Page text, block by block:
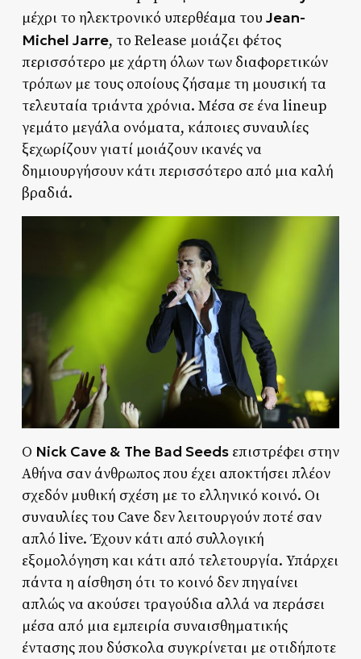
μέχρι το ηλεκτρονικό υπερθέαμα του Jean-
Michel Jarre, το Release μοιάζει φέτος
περισσότερο με χάρτη όλων των διαφορετικών
τρόπων με τους οποίους ζήσαμε τη μουσική τα
τελευταία τριάντα χρόνια. Μέσα σε ένα lineup
γεμάτο μεγάλα ονόματα, κάποιες συναυλίες
ξεχωρίζουν γιατί μοιάζουν ικανές να
δημιουργήσουν κάτι περισσότερο από μια καλή
βραδιά.
Ο Nick Cave & The Bad Seeds επιστρέφει στην
Αθήνα σαν άνθρωπος που έχει αποκτήσει πλέον
σχεδόν μυθική σχέση με το ελληνικό κοινό. Οι
συναυλίες του Cave δεν λειτουργούν ποτέ σαν
απλό live. Έχουν κάτι από συλλογική
εξομολόγηση και κάτι από τελετουργία. Υπάρχει
πάντα η αίσθηση ότι το κοινό δεν πηγαίνει
απλώς να ακούσει τραγούδια αλλά να περάσει
μέσα από μια εμπειρία συναισθηματικής
έντασης που δύσκολα συγκρίνεται με οτιδήποτε